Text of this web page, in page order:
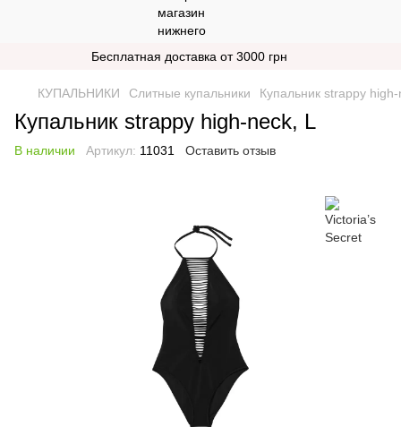
Бесплатная доставка от 3000 грн
КУПАЛЬНИКИ Слитные купальники Купальник strappy
Купальник strappy high-neck, L
В наличии Артикул: 11031 Оставить отзыв